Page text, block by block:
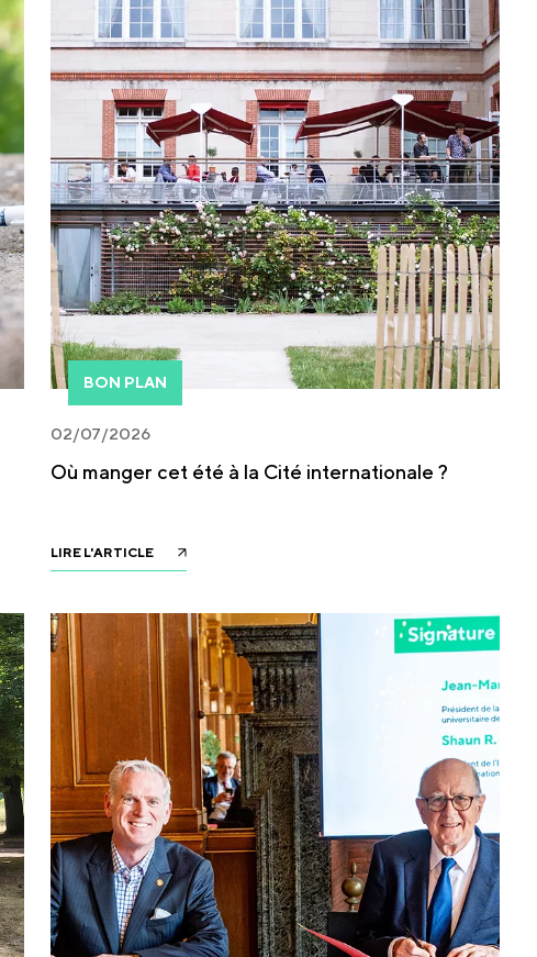
BON PLAN
02/07/2026
Où manger cet été à la Cité internationale ?
LIRE L'ARTICLE